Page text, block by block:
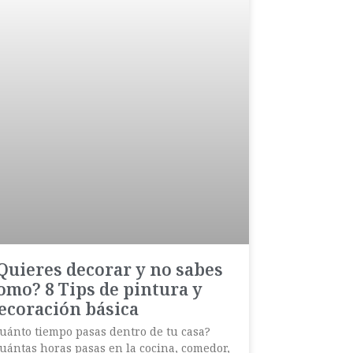
decorar y no sabes
8 Tips de pintura y
básica
tiempo pasas dentro de tu casa?
horas pasas en la cocina, comedor,